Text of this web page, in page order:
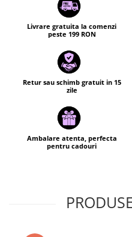
Livrare gratuita la comenzi
peste 199 RON
Retur sau schimb gratuit in 15
zile
Ambalare atenta, perfecta
pentru cadouri